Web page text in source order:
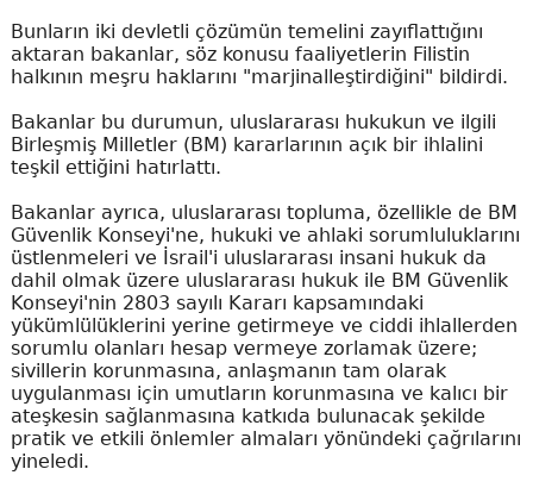
Bunların iki devletli çözümün temelini zayıflattığını
aktaran bakanlar, söz konusu faaliyetlerin Filistin
halkının meşru haklarını "marjinalleştirdiğini" bildirdi.
Bakanlar bu durumun, uluslararası hukukun ve ilgili
Birleşmiş Milletler (BM) kararlarının açık bir ihlalini
teşkil ettiğini hatırlattı.
Bakanlar ayrıca, uluslararası topluma, özellikle de BM
Güvenlik Konseyi'ne, hukuki ve ahlaki sorumluluklarını
üstlenmeleri ve İsrail'i uluslararası insani hukuk da
dahil olmak üzere uluslararası hukuk ile BM Güvenlik
Konseyi'nin 2803 sayılı Kararı kapsamındaki
yükümlülüklerini yerine getirmeye ve ciddi ihlallerden
sorumlu olanları hesap vermeye zorlamak üzere;
sivillerin korunmasına, anlaşmanın tam olarak
uygulanması için umutların korunmasına ve kalıcı bir
ateşkesin sağlanmasına katkıda bulunacak şekilde
pratik ve etkili önlemler almaları yönündeki çağrılarını
yineledi.